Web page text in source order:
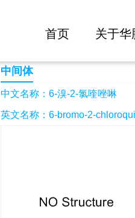
首页 关于华
6-溴-2-氯喹唑啉
中间体
中文名称：6-溴-2-氯喹唑啉
英文名称：6-bromo-2-